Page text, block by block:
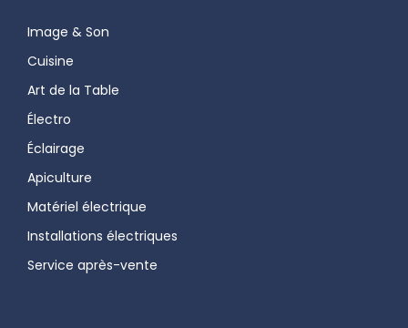
Image & Son
Cuisine
Art de la Table
Électro
Éclairage
Apiculture
Matériel électrique
Installations électriques
Service après-vente